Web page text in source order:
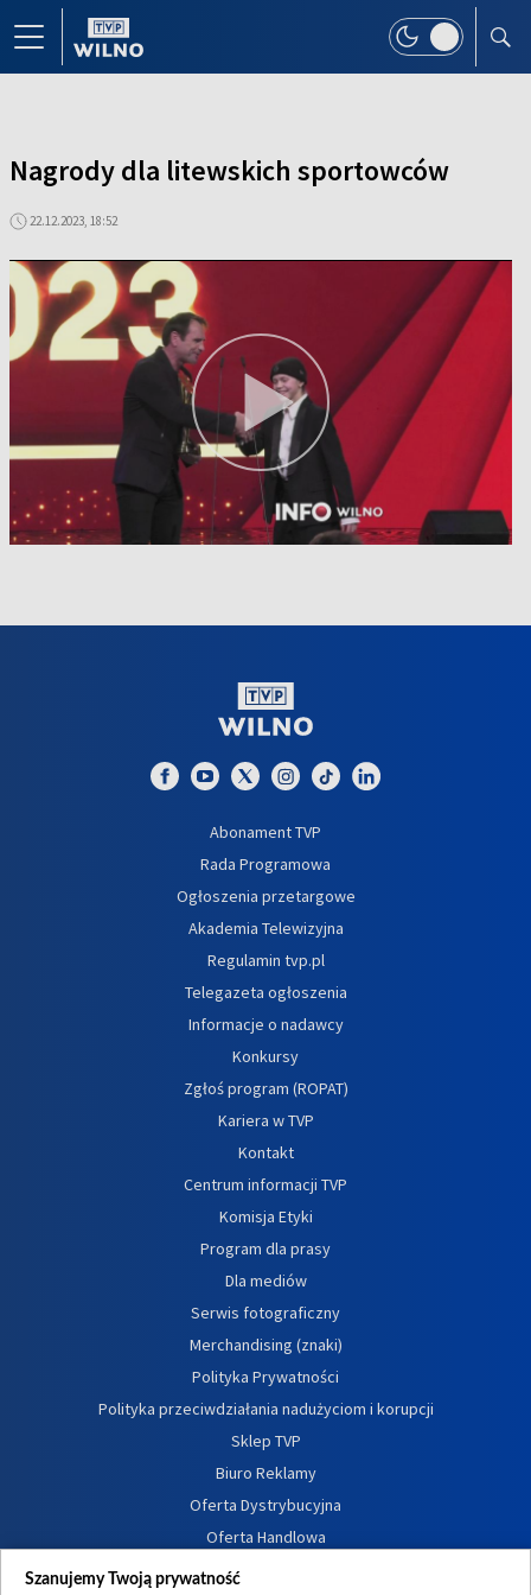
Nagrody dla litewskich sportowców
22.12.2023, 18:52
Abonament TVP
Rada Programowa
Ogłoszenia przetargowe
Akademia Telewizyjna
Regulamin tvp.pl
Telegazeta ogłoszenia
Informacje o nadawcy
Konkursy
Zgłoś program (ROPAT)
Kariera w TVP
Kontakt
Centrum informacji TVP
Komisja Etyki
Program dla prasy
Dla mediów
Serwis fotograficzny
Merchandising (znaki)
Polityka Prywatności
Polityka przeciwdziałania nadużyciom i korupcji
Sklep TVP
Biuro Reklamy
Oferta Dystrybucyjna
Oferta Handlowa
Dostępność
Szanujemy Twoją prywatność